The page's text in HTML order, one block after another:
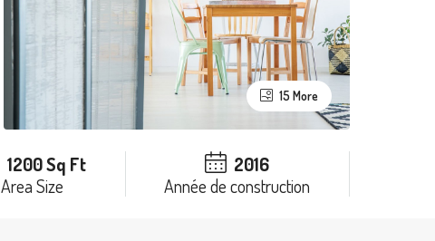
15 More
1200 Sq Ft
Area Size
2016
Année de construction